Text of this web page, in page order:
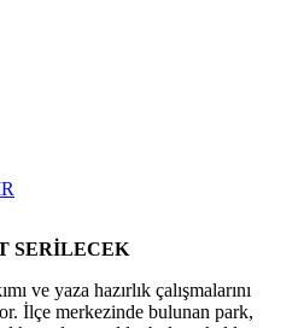
SERİLECEK
ve yaza hazırlık çalışmalarını
İlçe merkezinde bulunan park,